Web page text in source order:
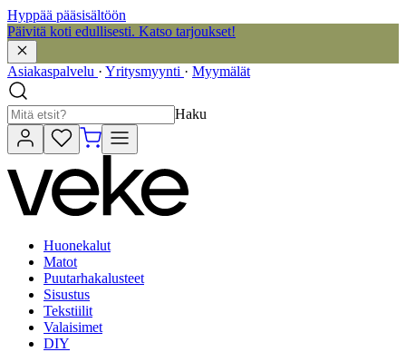
Hyppää pääsisältöön
Päivitä koti edullisesti. Katso tarjoukset!
Asiakaspalvelu · Yritysmyynti · Myymälät
Haku
Huonekalut
Matot
Puutarhakalusteet
Sisustus
Tekstiilit
Valaisimet
DIY